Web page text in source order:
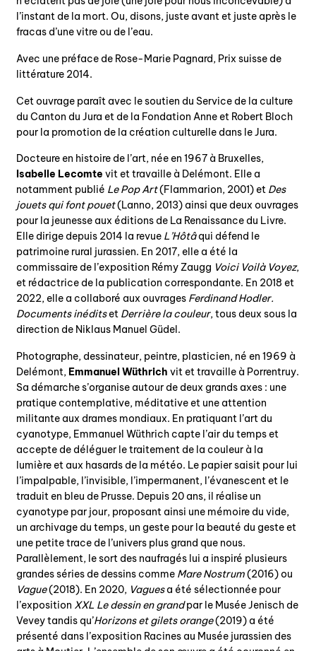
l’instant de la mort. Ou, disons, juste avant et juste après le
fracas d’une vitre ou de l’eau.
Avec une préface de Rose-Marie Pagnard, Prix suisse de
littérature 2014.
Cet ouvrage paraît avec le soutien du Service de la culture
du Canton du Jura et de la Fondation Anne et Robert Bloch
pour la promotion de la création culturelle dans le Jura.
Docteure en histoire de l’art, née en 1967 à Bruxelles,
Isabelle Lecomte vit et travaille à Delémont. Elle a
notamment publié Le Pop Art(Flammarion, 2001) et Des
jouets qui font pouet(Lanno, 2013) ainsi que deux ouvrages
pour la jeunesse aux éditions de La Renaissance du Livre.
Elle dirige depuis 2014 la revue L’Hôtâqui défend le
patrimoine rural jurassien. En 2017, elle a été la
commissaire de l’exposition Rémy Zaugg Voici Voilà Voyez,
et rédactrice de la publication correspondante. En 2018 et
2022, elle a collaboré aux ouvrages Ferdinand Hodler.
Documents inéditset Derrière la couleur, tous deux sous la
direction de Niklaus Manuel Güdel.
Photographe, dessinateur, peintre, plasticien, né en 1969 à
Delémont, Emmanuel Wüthrich vit et travaille à Porrentruy.
Sa démarche s’organise autour de deux grands axes : une
pratique contemplative, méditative et une attention
militante aux drames mondiaux. En pratiquant l’art du
cyanotype, Emmanuel Wüthrich capte l’air du temps et
accepte de déléguer le traitement de la couleur à la
lumière et aux hasards de la météo. Le papier saisit pour lui
l’impalpable, l’invisible, l’impermanent, l’évanescent et le
traduit en bleu de Prusse. Depuis 20 ans, il réalise un
cyanotype par jour, proposant ainsi une mémoire du vide,
un archivage du temps, un geste pour la beauté du geste et
une petite trace de l’univers plus grand que nous.
Parallèlement, le sort des naufragés lui a inspiré plusieurs
grandes séries de dessins comme Mare Nostrum(2016) ou
Vague(2018). En 2020, Vaguesa été sélectionnée pour
l’exposition XXL Le dessin en grandpar le Musée Jenisch de
Vevey tandis qu’Horizons et gilets orange(2019) a été
présenté dans l’exposition Racines au Musée jurassien des